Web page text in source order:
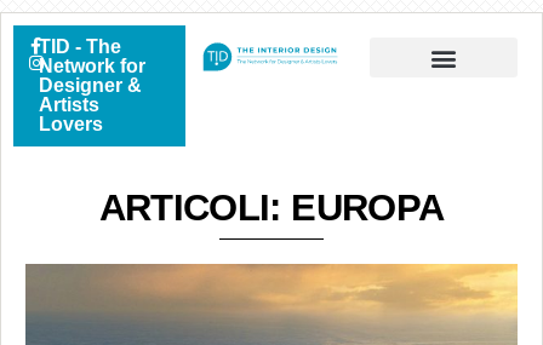
TID - The
Network for
Designer &
Artists
Lovers
ARTICOLI: EUROPA